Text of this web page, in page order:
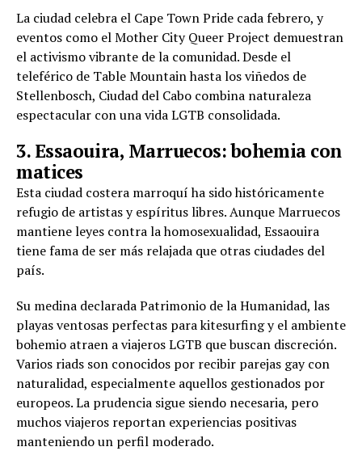
La ciudad celebra el Cape Town Pride cada febrero, y
eventos como el Mother City Queer Project demuestran
el activismo vibrante de la comunidad. Desde el
teleférico de Table Mountain hasta los viñedos de
Stellenbosch, Ciudad del Cabo combina naturaleza
espectacular con una vida LGTB consolidada.
3. Essaouira, Marruecos: bohemia con
matices
Esta ciudad costera marroquí ha sido históricamente
refugio de artistas y espíritus libres. Aunque Marruecos
mantiene leyes contra la homosexualidad, Essaouira
tiene fama de ser más relajada que otras ciudades del
país.
Su medina declarada Patrimonio de la Humanidad, las
playas ventosas perfectas para kitesurfing y el ambiente
bohemio atraen a viajeros LGTB que buscan discreción.
Varios riads son conocidos por recibir parejas gay con
naturalidad, especialmente aquellos gestionados por
europeos. La prudencia sigue siendo necesaria, pero
muchos viajeros reportan experiencias positivas
manteniendo un perfil moderado.